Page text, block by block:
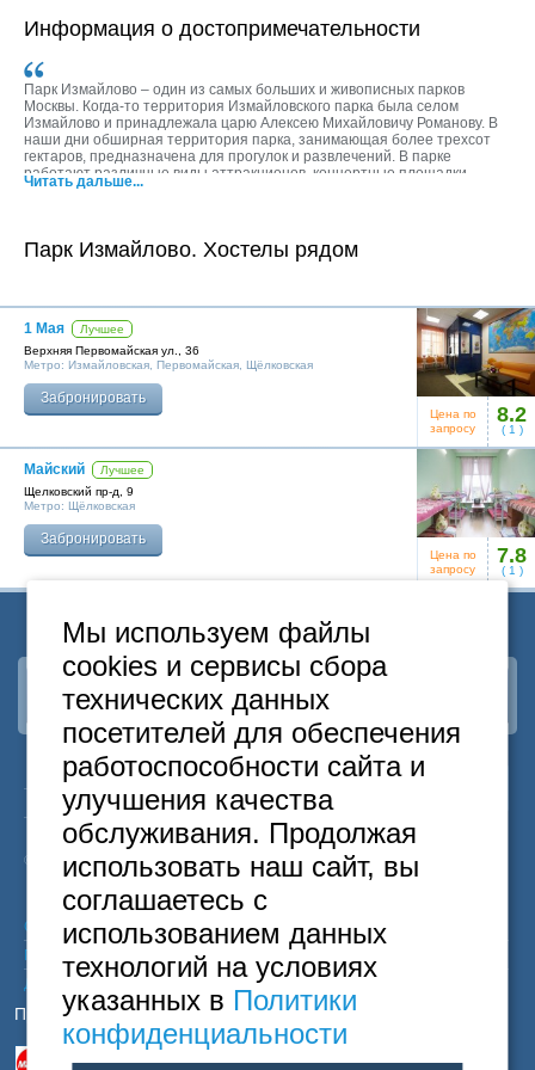
Информация о достопримечательности
Парк Измайлово – один из самых больших и живописных парков
Москвы. Когда-то территория Измайловского парка была селом
Измайлово и принадлежала царю Алексею Михайловичу Романову. В
наши дни обширная территория парка, занимающая более трехсот
гектаров, предназначена для прогулок и развлечений. В парке
работают различные виды аттракционов, концертные площадки,
имеется детский познавательно-игровой центр, торговые точки,
Полюбоваться красотами природы отдаленных уголков парка можно
во время верховой прогулки на лошадях или прокатившись на
которой можно забыть, что находишься в центре мегаполиса. Для
автомобилей посетителей парка предусмотрена парковка.
Читать дальше...
Парк Измайлово. Хостелы рядом
1 Мая
Лучшее
Верхняя Первомайская ул., 36
Метро: Измайловская Первомайская Щёлковская
Забронировать
Цена по
запросу
8.2
( 1 )
Майский
Лучшее
Щелковский пр-д, 9
Метро: Щёлковская
Забронировать
Цена по
запросу
7.8
( 1 )
Наша группа ВКонтакте
Москва
Санкт-Петербург
Бесплатный
+7 495 646-74-40
+7 812
418-22-18
8 800 222-58-32
© 2015 Hostels of Moscow. Все права защищены.
Согласие на обработку персональных данных
Политика конфиденциальности
Договор оферты
Принимаем к оплате
Мы используем файлы
cookies и сервисы сбора
технических данных
посетителей для обеспечения
работоспособности сайта и
улучшения качества
обслуживания. Продолжая
использовать наш сайт, вы
соглашаетесь с
использованием данных
технологий на условиях
указанных в Политики
конфиденциальности